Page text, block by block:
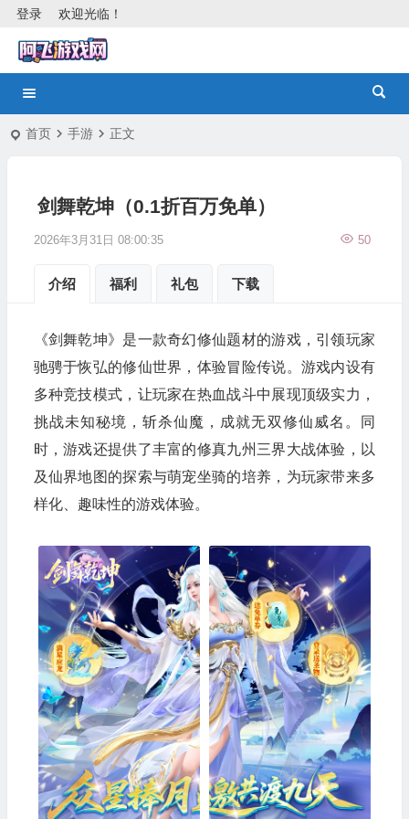
欢迎光临！
登录
首页 手游 正文
剑舞乾坤（0.1折百万免单）
2026年3月31日 08:00:35 50
介绍 福利 礼包 下载
《剑舞乾坤》是一款奇幻修仙题材的游戏，引领玩家
驰骋于恢弘的修仙世界，体验冒险传说。游戏内设有
多种竞技模式，让玩家在热血战斗中展现顶级实力，
挑战未知秘境，斩杀仙魔，成就无双修仙威名。同
时，游戏还提供了丰富的修真九州三界大战体验，以
及仙界地图的探索与萌宠坐骑的培养，为玩家带来多
样化、趣味性的游戏体验。